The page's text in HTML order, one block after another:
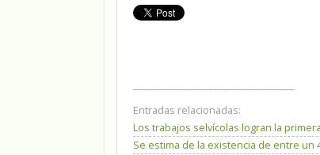
Entradas relacionadas:
Los trabajos selvícolas logran la
Se estima de la existencia de entre un